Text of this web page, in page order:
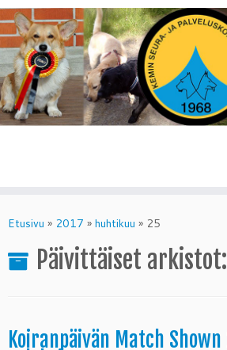
toEtusivu » 2017 » huhtikuu » 25
Päivittäiset arkistot:
Koiranpäivän Match